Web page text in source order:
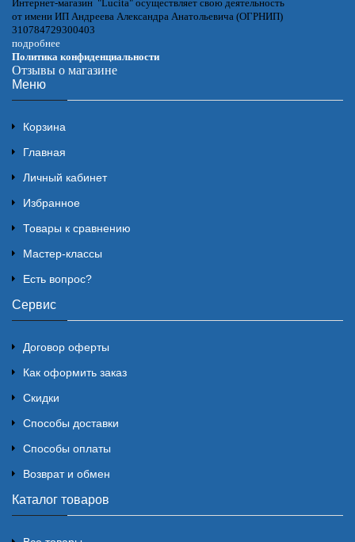
Интернет-магазин "Lucita" осуществляет свою деятельность
от имени ИП Андреева Александра Анатольевича (ОГРНИП)
310784729300403
подробнее
Политика конфиденциальности
Отзывы о магазине
Меню
Корзина
Главная
Личный кабинет
Избранное
Товары к сравнению
Мастер-классы
Есть вопрос?
Сервис
Договор оферты
Как оформить заказ
Скидки
Способы доставки
Способы оплаты
Возврат и обмен
Каталог товаров